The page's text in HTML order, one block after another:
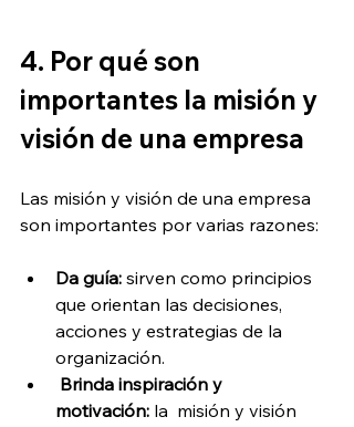
4. Por qué son
importantes la misión y
visión de una empresa
Las misión y visión de una empresa
son importantes por varias razones:
Da guía: sirven como principios
que orientan las decisiones,
acciones y estrategias de la
organización.
Brinda inspiración y
motivación: la  misión y visión